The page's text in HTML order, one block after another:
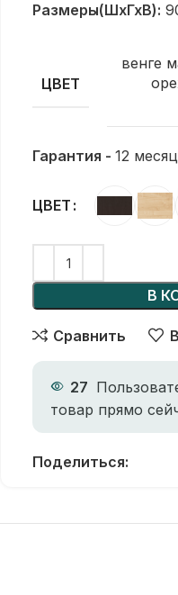
Размеры(ШхГхВ):
ЦВЕТ
венге
Гарантия - 12
ЦВЕТ
В
Сравнить
27
товар прямо
Поделиться: